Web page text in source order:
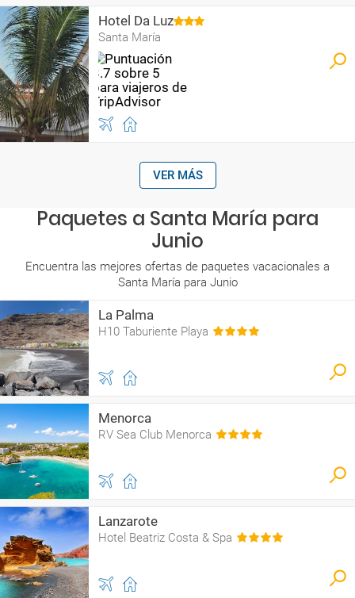
Hotel Da Luz
Santa María
VER MÁS
Paquetes a Santa María para
Junio
Encuentra las mejores ofertas de paquetes vacacionales a
Santa María para Junio
La Palma
H10 Taburiente Playa
Menorca
RV Sea Club Menorca
Lanzarote
Hotel Beatriz Costa & Spa